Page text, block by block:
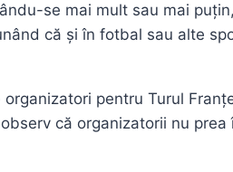
se mai mult sau mai
că și în fotbal sau alte
pentru Turul
că organizatorii nu